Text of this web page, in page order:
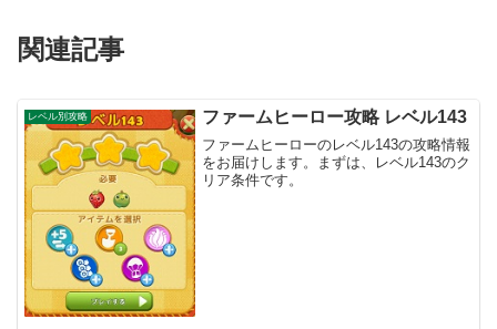
関連記事
レベル別攻略 ファームヒーロー攻略 レベル143
ファームヒーローのレベル143の攻略情報
をお届けします。まずは、レベル143のク
リア条件です。